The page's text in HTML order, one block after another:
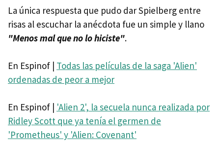
La única respuesta que pudo dar Spielberg entre
risas al escuchar la anécdota fue un simple y llano
"Menos mal que no lo hiciste".
En Espinof | Todas las películas de la saga 'Alien'
ordenadas de peor a mejor
En Espinof | 'Alien 2', la secuela nunca realizada por
Ridley Scott que ya tenía el germen de
'Prometheus' y 'Alien: Covenant'